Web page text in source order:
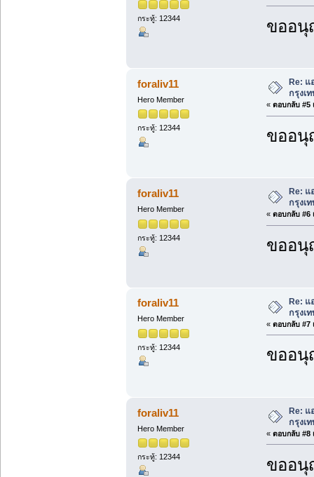
กระทู้: 12344 ขออนุ
foraliv11
Hero Member
กระทู้: 12344
Re:
กรุงเ
« ตอบกลับ #5
ขออนุ
foraliv11
Hero Member
กระทู้: 12344
Re:
กรุงเ
« ตอบกลับ #6
ขออนุ
foraliv11
Hero Member
กระทู้: 12344
Re: แ
กรุงเ
« ตอบกลับ #7
ขออนุ
foraliv11
Hero Member
กระทู้: 12344
Re: แ
กรุงเ
« ตอบกลับ #8
ขออนุ